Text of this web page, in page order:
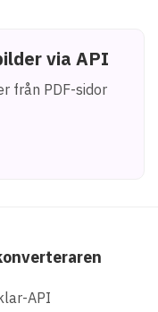
via API
från PDF-sidor
API